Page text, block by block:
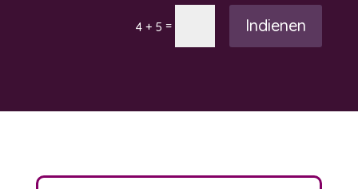
4 + 5 = Indienen